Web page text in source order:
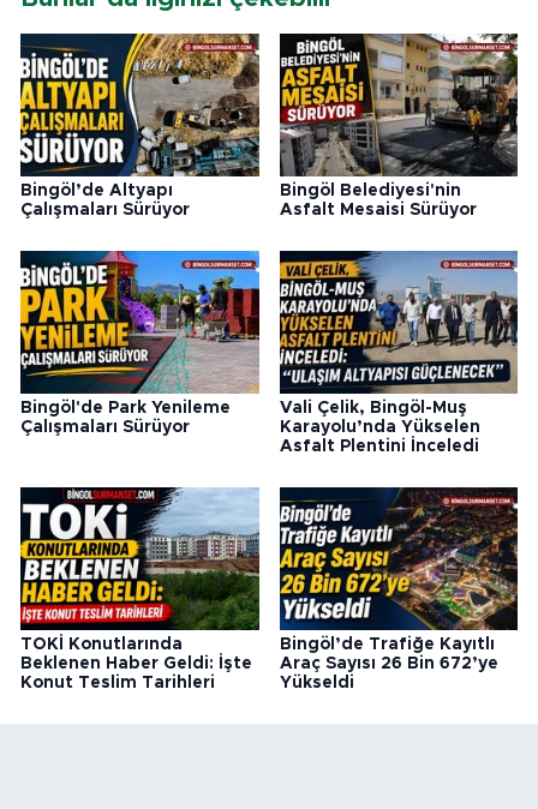
Bingöl’de Altyapı
Çalışmaları Sürüyor
Bingöl Belediyesi'nin
Asfalt Mesaisi Sürüyor
Bingöl'de Park Yenileme
Çalışmaları Sürüyor
Vali Çelik, Bingöl-Muş
Karayolu’nda Yükselen
Asfalt Plentini İnceledi
TOKİ Konutlarında
Beklenen Haber Geldi: İşte
Konut Teslim Tarihleri
Bingöl’de Trafiğe Kayıtlı
Araç Sayısı 26 Bin 672’ye
Yükseldi